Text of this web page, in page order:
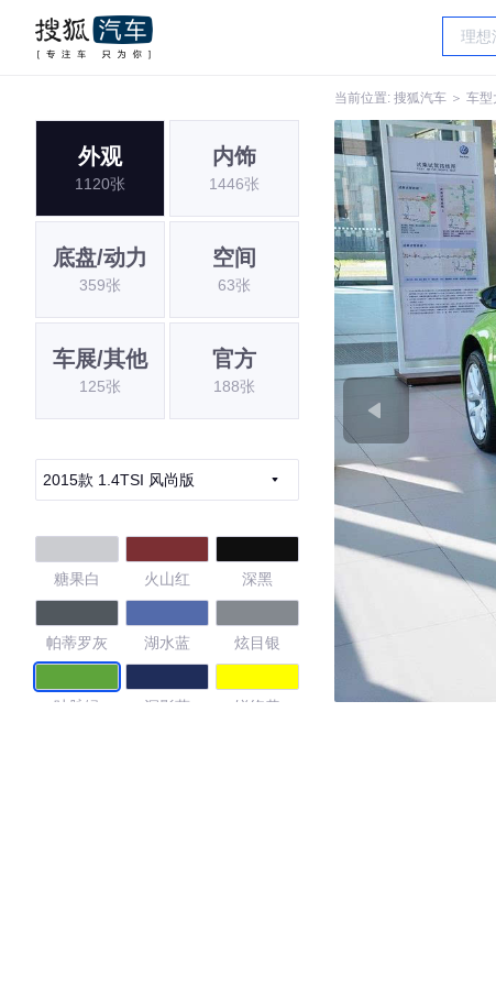
当前位置: 搜狐汽车 ＞ 车型
外观
1120张
内饰
1446张
底盘/动力
359张
空间
63张
车展/其他
125张
官方
188张
2015款 1.4TSI 风尚版
糖果白 火山红 深黑
帕蒂罗灰 湖水蓝 炫目银
叶脉绿 深影蓝 锐绚黄